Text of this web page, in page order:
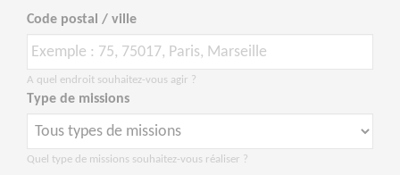
Code postal / ville
A quel endroit souhaitez-vous agir ?
Type de missions
Quel type de missions souhaitez-vous réaliser ?